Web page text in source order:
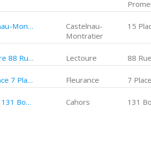
Banque Populaire Castelnau-Montratier 15 Place Gambetta
Castelnau-
Montratier
15
Banque Populaire Lectoure 88 Rue Nationale Lectoure 88
Banque Populaire Fleurance 7 Place de La République Fleurance 7
Banque Populaire Cahors 131 Boulevard Gambetta Cahors 131